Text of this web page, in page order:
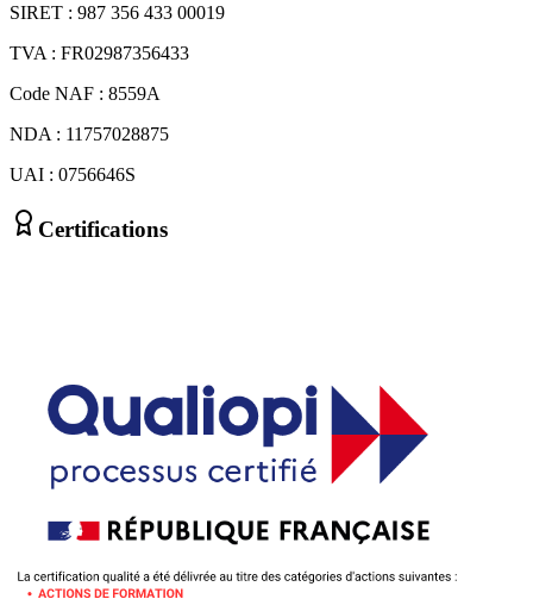
SIRET : 987 356 433 00019
TVA : FR02987356433
Code NAF : 8559A
NDA : 11757028875
UAI : 0756646S
Certifications